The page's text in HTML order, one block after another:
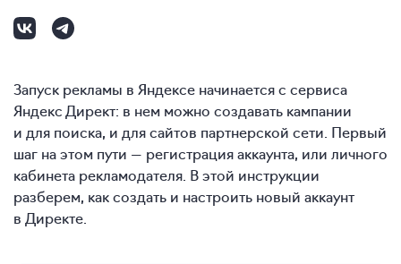
Запуск рекламы в Яндексе начинается с сервиса
Яндекс Директ: в нем можно создавать кампании
и для поиска, и для сайтов партнерской сети. Первый
шаг на этом пути — регистрация аккаунта, или личного
кабинета рекламодателя. В этой инструкции
разберем, как создать и настроить новый аккаунт
в Директе.